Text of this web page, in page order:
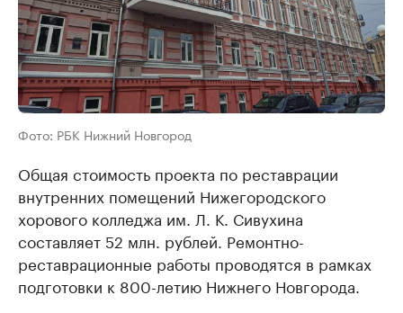
Фото: РБК Нижний Новгород
Общая стоимость проекта по реставрации
внутренних помещений Нижегородского
хорового колледжа им. Л. К. Сивухина
составляет 52 млн. рублей. Ремонтно-
реставрационные работы проводятся в рамках
подготовки к 800-летию Нижнего Новгорода.